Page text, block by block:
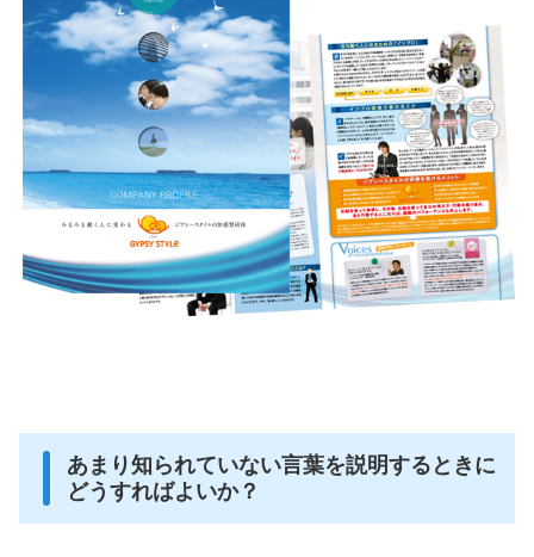
あまり知られていない言葉を説明するときに
どうすればよいか？